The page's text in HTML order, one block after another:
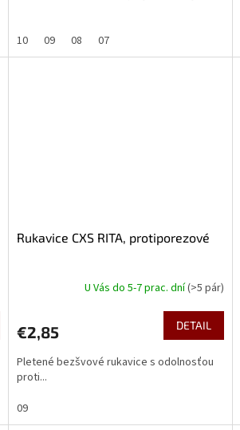
10 09 08 07
Rukavice CXS RITA, protiporezové
U Vás do 5-7 prac. dní(>5 pár)
€2,85 DETAIL
Pletené bezšvové rukavice s odolnosťou
proti...
09